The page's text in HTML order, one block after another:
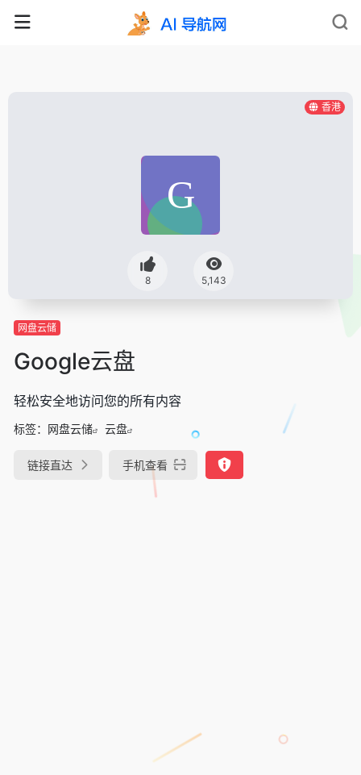
香港
8 5,143
网盘云储
Google云盘
轻松安全地访问您的所有内容
标签： 网盘云储 云盘
链接直达 手机查看